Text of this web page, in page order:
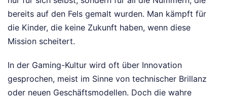
bereits auf den Fels gemalt wurden. Man kämpft für
die Kinder, die keine Zukunft haben, wenn diese
Mission scheitert.
In der Gaming-Kultur wird oft über Innovation
gesprochen, meist im Sinne von technischer Brillanz
oder neuen Geschäftsmodellen. Doch die wahre